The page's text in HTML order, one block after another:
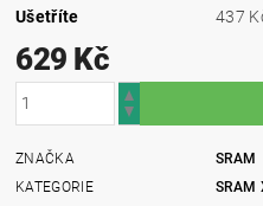
Ušetříte
437
629 Kč
ZNAČKA
SRAM
KATEGORIE
SRAM